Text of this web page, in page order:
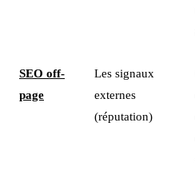
SEO off-
page
Les signaux
externes
(réputation)